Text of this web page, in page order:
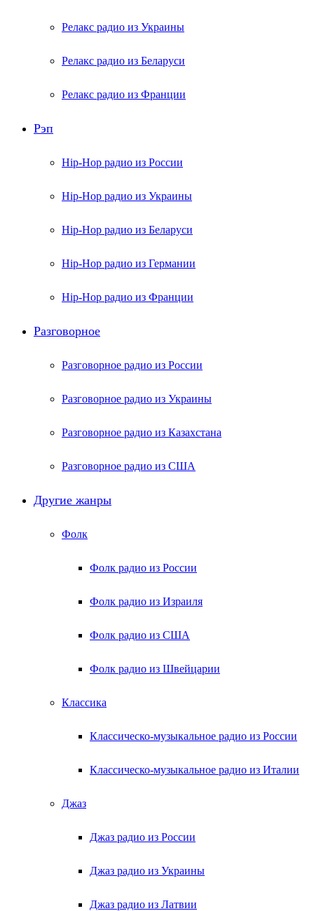
Релакс радио из Украины
Релакс радио из Беларуси
Релакс радио из Франции
Рэп
Hip-Hop радио из России
Hip-Hop радио из Украины
Hip-Hop радио из Беларуси
Hip-Hop радио из Германии
Hip-Hop радио из Франции
Разговорное
Разговорное радио из России
Разговорное радио из Украины
Разговорное радио из Казахстана
Разговорное радио из США
Другие жанры
Фолк
Фолк радио из России
Фолк радио из Израиля
Фолк радио из США
Фолк радио из Швейцарии
Классика
Классическо-музыкальное радио из России
Классическо-музыкальное радио из Италии
Джаз
Джаз радио из России
Джаз радио из Украины
Джаз радио из Латвии